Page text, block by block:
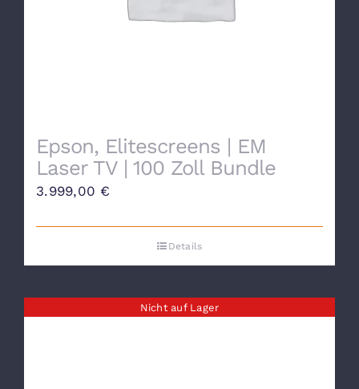
Epson, Elitescreens | EM
Laser TV | 100 Zoll Bundle
3.999,00 €
Details
Nicht auf Lager